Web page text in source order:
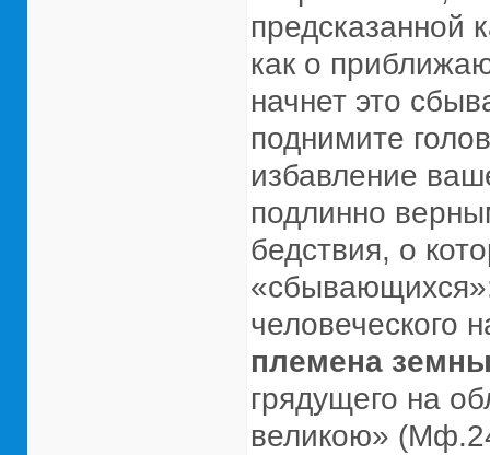
предсказанной
как о
начнет это
поднимите
избавление
подлинно
бедствия, о
человеческого
племена
грядущего на
великою»